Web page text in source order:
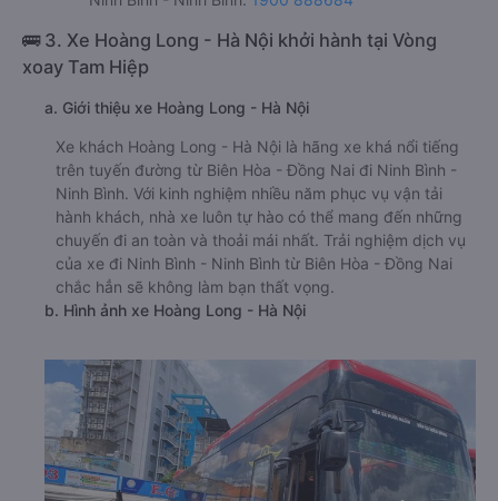
🚌 3. Xe Hoàng Long - Hà Nội khởi hành tại Vòng
xoay Tam Hiệp
a. Giới thiệu xe Hoàng Long - Hà Nội
Xe khách Hoàng Long - Hà Nội là hãng xe khá nổi tiếng
trên tuyến đường từ Biên Hòa - Đồng Nai đi Ninh Bình -
Ninh Bình. Với kinh nghiệm nhiều năm phục vụ vận tải
hành khách, nhà xe luôn tự hào có thể mang đến những
chuyến đi an toàn và thoải mái nhất. Trải nghiệm dịch vụ
của xe đi Ninh Bình - Ninh Bình từ Biên Hòa - Đồng Nai
chắc hẳn sẽ không làm bạn thất vọng.
b. Hình ảnh xe Hoàng Long - Hà Nội